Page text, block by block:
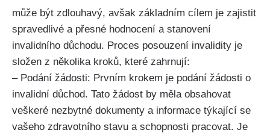
může být zdlouhavý, avšak základním cílem je zajistit
spravedlivé a přesné hodnocení a stanovení
invalidního důchodu. Proces posouzení invalidity je
složen z několika kroků, které zahrnují:
– Podání žádosti: Prvním krokem je podání žádosti o
invalidní důchod. Tato žádost by měla obsahovat
veškeré nezbytné dokumenty a informace týkající se
vašeho zdravotního stavu a schopnosti pracovat. Je